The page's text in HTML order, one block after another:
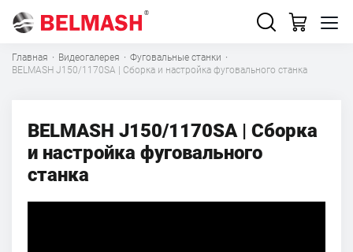
Главная · Видеогалерея · Фуговальные станки ·
BELMASH J150/1170SA | Сборка и настройка фуговального станка
BELMASH J150/1170SA | Сборка
и настройка фуговального
станка